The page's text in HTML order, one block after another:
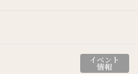
イベント
情報